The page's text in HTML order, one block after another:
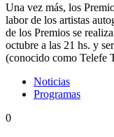
Una vez más, los
labor de los artistas
de los Premios se
octubre a las 21 hs. y
(conocido como
Noticias
Programas
0